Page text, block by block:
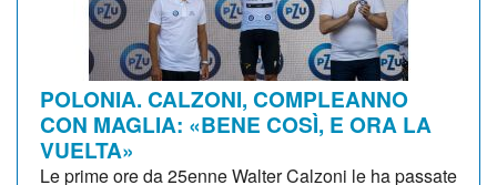
POLONIA. CALZONI, COMPLEANNO
CON MAGLIA: «BENE COSÌ, E ORA LA
VUELTA»
Le prime ore da 25enne Walter Calzoni le ha passate